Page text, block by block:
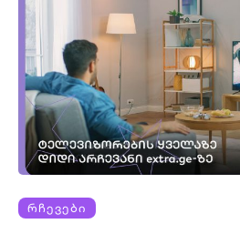
ᲠᲩᲔᲕᲔᲑᲘ